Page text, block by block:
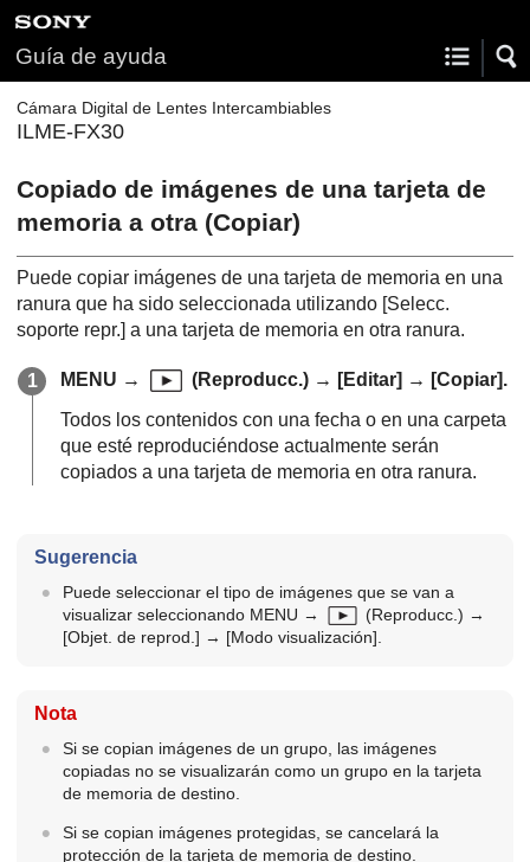
Guía de ayuda
Cámara Digital de Lentes Intercambiables
ILME-FX30
Copiado de imágenes de una tarjeta de
memoria a otra (Copiar)
Puede copiar imágenes de una tarjeta de memoria en una
ranura que ha sido seleccionada utilizando [Selecc.
soporte repr.] a una tarjeta de memoria en otra ranura.
MENU → (Reproducc.) → [Editar] → [Copiar].
Todos los contenidos con una fecha o en una carpeta
que esté reproduciéndose actualmente serán
copiados a una tarjeta de memoria en otra ranura.
Sugerencia
Puede seleccionar el tipo de imágenes que se van a
visualizar seleccionando MENU → (Reproducc. ) →
[Objet. de reprod.] → [Modo visualización]
Nota
Si se copian imágenes de un grupo, las imágenes
copiadas no se visualizarán como un grupo en la tarjeta
de memoria de destino.
Si se copian imágenes protegidas, se cancelará la
protección de la tarjeta de memoria de destino.